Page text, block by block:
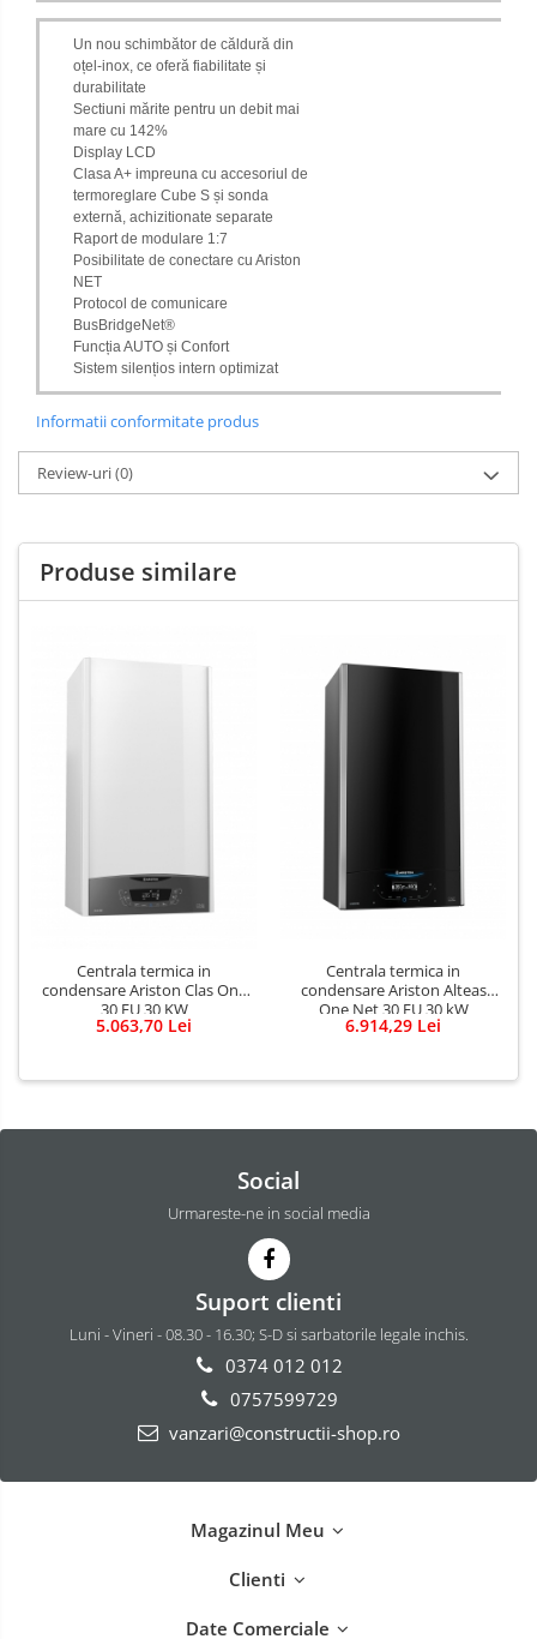
Un nou schimbător de căldură din
oțel-inox, ce oferă fiabilitate și
durabilitate
Sectiuni mărite pentru un debit mai
mare cu 142%
Display LCD
Clasa A+ impreuna cu accesoriul de
termoreglare Cube S și sonda
externă, achizitionate separate
Raport de modulare 1:7
Posibilitate de conectare cu Ariston
NET
Protocol de comunicare
BusBridgeNet®
Funcția AUTO și Confort
Sistem silențios intern optimizat
Informatii conformitate produs
Review-uri(0)
Produse similare
Centrala termica in
condensare Ariston Clas One
30 EU 30 KW
5.063,70 Lei
Centrala termica in
condensare Ariston Alteas
One Net 30 EU 30 kW
6.914,29 Lei
Social
Urmareste-ne in social media
Suport clienti
Luni - Vineri - 08.30 - 16.30; S-D si sarbatorile legale inchis.
0374 012 012
0757599729
vanzari@constructii-shop.ro
Magazinul Meu
Clienti
Date Comerciale